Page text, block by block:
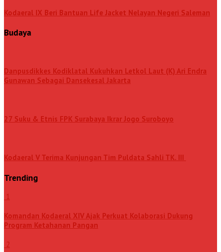
Kodaeral IX Beri Bantuan Life Jacket Nelayan Negeri Saleman
Budaya
Danpusdikkes Kodiklatal Kukuhkan Letkol Laut (K) Ari Endra
Gunawan Sebagai Dansekesal Jakarta
27 Suku & Etnis FPK Surabaya Ikrar Jogo Suroboyo
Kodaeral V Terima Kunjungan Tim Puldata Sahli TK. III
Trending
1
Komandan Kodaeral XIV Ajak Perkuat Kolaborasi Dukung
Program Ketahanan Pangan
2